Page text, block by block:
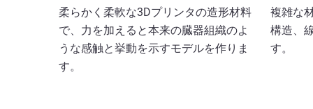
柔らかく柔軟な3Dプリンタの造形材料
で、力を加えると本来の臓器組織のよ
うな感触と挙動を示すモデルを作りま
す。
複雑な
構造、
す。